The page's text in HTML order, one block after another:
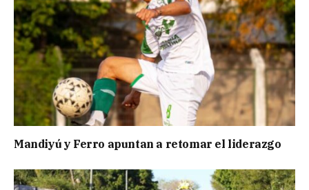
Mandiyú y Ferro apuntan a retomar el liderazgo